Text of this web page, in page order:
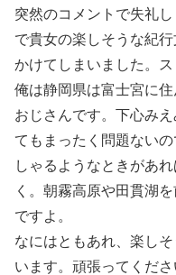
突然のコメントで失礼
で貴女の楽しそうな紀
かけてしまいました。
俺は静岡県は富士宮に
おじさんです。下心み
てもまったく問題ない
しゃるようなときがあ
く。朝霧高原や田貫湖
ですよ。
なにはともあれ、楽し
います。頑張ってくださ